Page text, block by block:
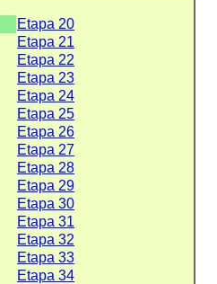
Etapa 20
Etapa 21
Etapa 22
Etapa 23
Etapa 24
Etapa 25
Etapa 26
Etapa 27
Etapa 28
Etapa 29
Etapa 30
Etapa 31
Etapa 32
Etapa 33
Etapa 34